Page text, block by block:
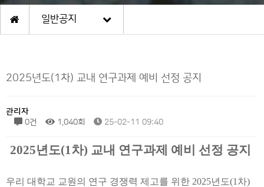
일반공지
2025년도(1차) 교내 연구과제 예비 선정 공지
관리자
0건
1,040회 25-02-11 09:40
2025년도(1차) 교내 연구과제 예비 선정 공지
우리 대학교 교원의 연구 경쟁력 제고를 위한 2025년도(1 차)